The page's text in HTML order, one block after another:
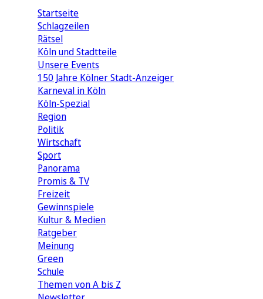
Startseite
Schlagzeilen
Rätsel
Köln und Stadtteile
Unsere Events
150 Jahre Kölner Stadt-Anzeiger
Karneval in Köln
Köln-Spezial
Region
Politik
Wirtschaft
Sport
Panorama
Promis & TV
Freizeit
Gewinnspiele
Kultur & Medien
Ratgeber
Meinung
Green
Schule
Themen von A bis Z